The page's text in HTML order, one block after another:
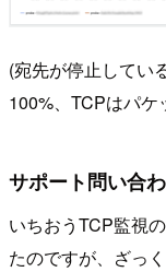
(宛先が停止してい
100%、TCPはパケ
サポート問い合
いちおうTCP監視
たのですが、ざっ